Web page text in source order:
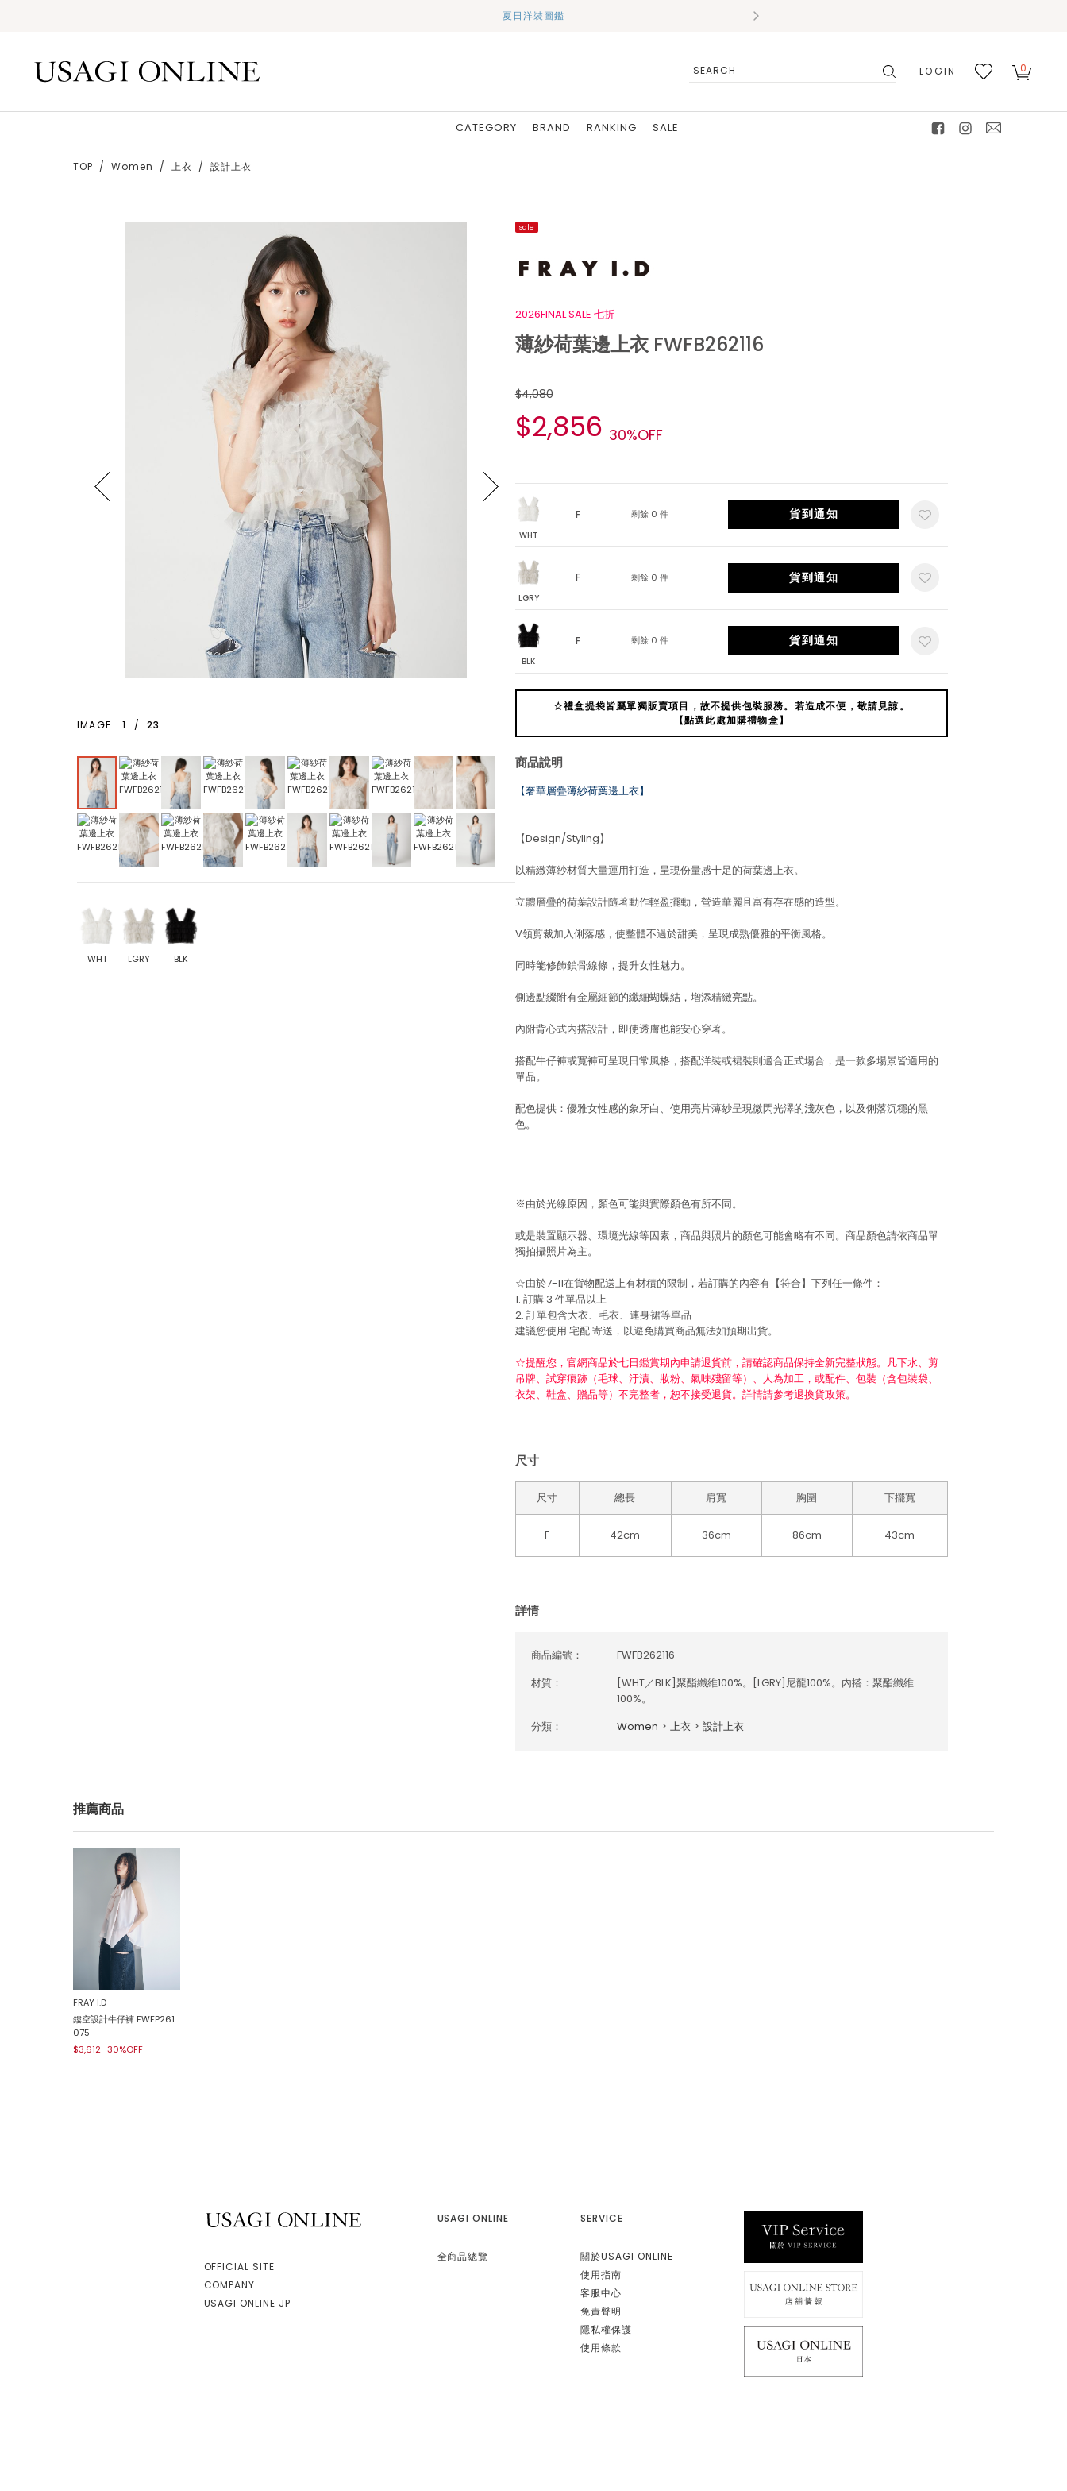
夏日洋裝圖鑑
LOGIN 0
CATEGORY BRAND RANKING
SALE
TOP Women 上衣 設計上衣
IMAGE 1 / 23
WHT LGRY BLK
sale
2026FINAL SALE 七折
薄紗荷葉邊上衣 FWFB262116
$4,080
$2,856 30%OFF
WHT
F 剩餘 0 件 貨到通知
LGRY
F 剩餘 0 件 貨到通知
BLK
F 剩餘 0 件 貨到通知
☆禮盒提袋皆屬單獨販賣項目，故不提供包裝服務。若造成不便，敬請見諒。
【點選此處加購禮物盒】
商品說明
【奢華層疊薄紗荷葉邊上衣】
【Design/Styling】
以精緻薄紗材質大量運用打造，呈現份量感十足的荷葉邊上衣。
立體層疊的荷葉設計隨著動作輕盈擺動，營造華麗且富有存在感的造型。
V領剪裁加入俐落感，使整體不過於甜美，呈現成熟優雅的平衡風格。
同時能修飾鎖骨線條，提升女性魅力。
側邊點綴附有金屬細節的纖細蝴蝶結，增添精緻亮點。
內附背心式內搭設計，即使透膚也能安心穿著。
搭配牛仔褲或寬褲可呈現日常風格，搭配洋裝或裙裝則適合正式場合，是一款多場景皆適用的
單品。
配色提供：優雅女性感的象牙白、使用亮片薄紗呈現微閃光澤的淺灰色，以及俐落沉穩的黑
色。
※由於光線原因，顏色可能與實際顏色有所不同。
或是裝置顯示器、環境光線等因素，商品與照片的顏色可能會略有不同。商品顏色請依商品單
獨拍攝照片為主。
☆由於7-11在貨物配送上有材積的限制，若訂購的內容有【符合】下列任一條件：
1. 訂購 3 件單品以上
2. 訂單包含大衣、毛衣、連身裙等單品
建議您使用 宅配寄送，以避免購買商品無法如預期出貨。
☆提醒您，官網商品於七日鑑賞期內申請退貨前，請確認商品保持全新完整狀態。凡下水、剪
吊牌、試穿痕跡（毛球、汙漬、妝粉、氣味殘留等）、人為加工，或配件、包裝（含包裝袋、
衣架、鞋盒、贈品等）不完整者，恕不接受退貨。詳情請參考退換貨政策。
尺寸
尺寸 總長 肩寬 胸圍 下擺寬
F 42cm 36cm 86cm 43cm
詳情
商品編號：
FWFB262116
材質：
[WHT／BLK]聚酯纖維100%。[LGRY]尼龍100%。內搭：聚酯纖維
100%。
分類：
Women > 上衣 > 設計上衣
推薦商品
FRAY I.D
鏤空設計牛仔褲 FWFP261
075
$3,612 30%OFF
OFFICIAL SITE
COMPANY
USAGI ONLINE JP
USAGI ONLINE
全商品總覽
SERVICE
關於USAGI ONLINE
使用指南
客服中心
免責聲明
隱私權保護
使用條款